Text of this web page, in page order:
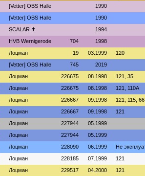
[Vetter] OBS Halle 1990
[Vetter] OBS Halle 1990
SCALAR ✝︎ 1994
HVB Wernigerode 704 1998
Лоцман 19 03.1999 120
[Vetter] OBS Halle 745 2019
Лоцман 226675 08.1998 121, 35
Лоцман 226675 08.1998 121, 110А
Лоцман 226667 09.1998 121, 115,
Лоцман 226667 09.1998 121
Лоцман 227944 05.1999
Лоцман 227944 05.1999
Лоцман 228090 06.1999 Не
Лоцман 228185 07.1999 121
Лоцман 229517 04.2000 121